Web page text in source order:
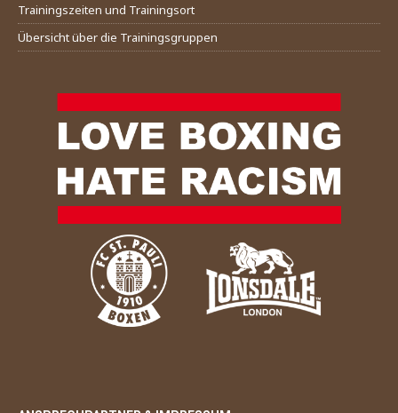
Trainingszeiten und Trainingsort
Übersicht über die Trainingsgruppen